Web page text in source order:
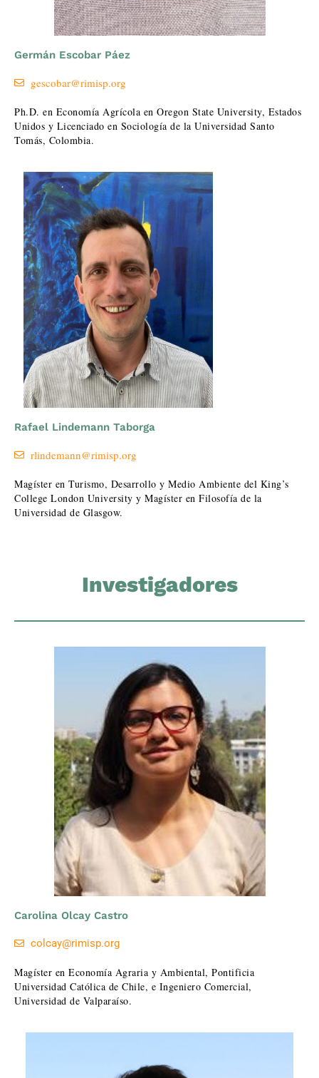
Germán Escobar Páez
gescobar@rimisp.org
Ph.D. en Economía Agrícola en Oregon State University, Estados
Unidos y Licenciado en Sociología de la Universidad Santo
Tomás, Colombia.
Rafael Lindemann Taborga
rlindemann@rimisp.org
Magíster en Turismo, Desarrollo y Medio Ambiente del King’s
College London University y Magíster en Filosofía de la
Universidad de Glasgow.
Investigadores
Carolina Olcay Castro
colcay@rimisp.org
Magíster en Economía Agraria y Ambiental, Pontificia
Universidad Católica de Chile, e Ingeniero Comercial,
Universidad de Valparaíso.